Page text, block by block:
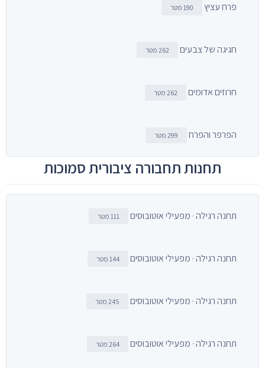
פרח עציץ 190 מטר
חגיגה של צבעים 262 מטר
חרוזים אדומים 262 מטר
הפרפר והפרח 299 מטר
תחנות תחבורה ציבורית סמוכות
תחנה רגילה · מפעילי אוטובוסים 111 מטר
תחנה רגילה · מפעילי אוטובוסים 144 מטר
תחנה רגילה · מפעילי אוטובוסים 245 מטר
תחנה רגילה · מפעילי אוטובוסים 264 מטר